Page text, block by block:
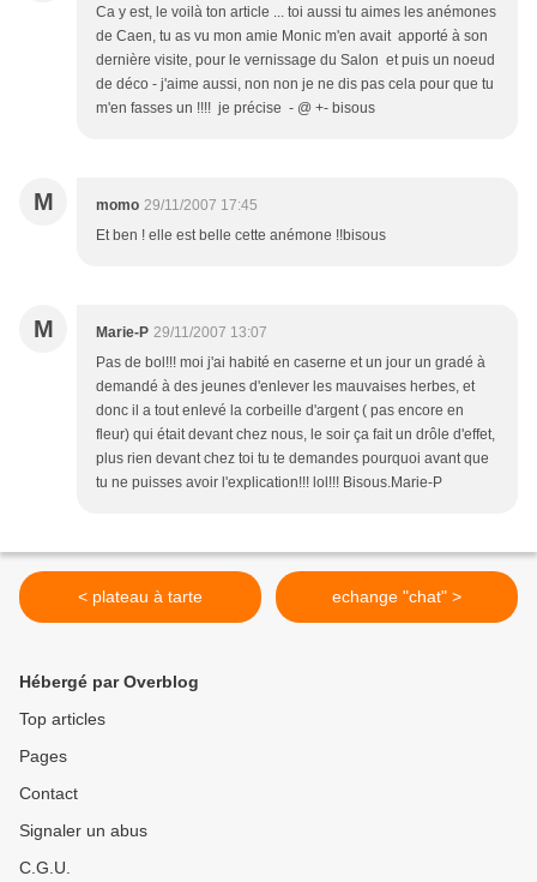
Ca y est, le voilà ton article ... toi aussi tu aimes les anémones
de Caen, tu as vu mon amie Monic m'en avait apporté à son
dernière visite, pour le vernissage du Salon et puis un noeud
de déco - j'aime aussi, non non je ne dis pas cela pour que tu
m'en fasses un !!!! je précise - @ +- bisous
M momo 29/11/2007 17:45
Et ben ! elle est belle cette anémone !!bisous
M Marie-P 29/11/2007 13:07
Pas de bol!!! moi j'ai habité en caserne et un jour un gradé à
demandé à des jeunes d'enlever les mauvaises herbes, et
donc il a tout enlevé la corbeille d'argent ( pas encore en
fleur) qui était devant chez nous, le soir ça fait un drôle d'effet,
plus rien devant chez toi tu te demandes pourquoi avant que
tu ne puisses avoir l'explication!!! lol!!! Bisous.Marie-P
< plateau à tarte echange "chat" >
Hébergé par Overblog
Top articles
Pages
Contact
Signaler un abus
C.G.U.